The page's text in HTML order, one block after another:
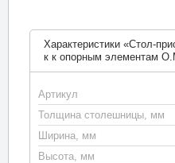
Характеристики «Стол-
к к опорным элементам
Артикул
Толщина столешницы, мм
Ширина, мм
Высота, мм